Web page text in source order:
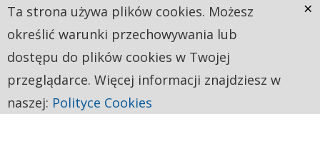
Ta strona używa plików cookies. Możesz
określić warunki przechowywania lub
dostępu do plików cookies w Twojej
przeglądarce. Więcej informacji znajdziesz w
naszej: Polityce Cookies
×